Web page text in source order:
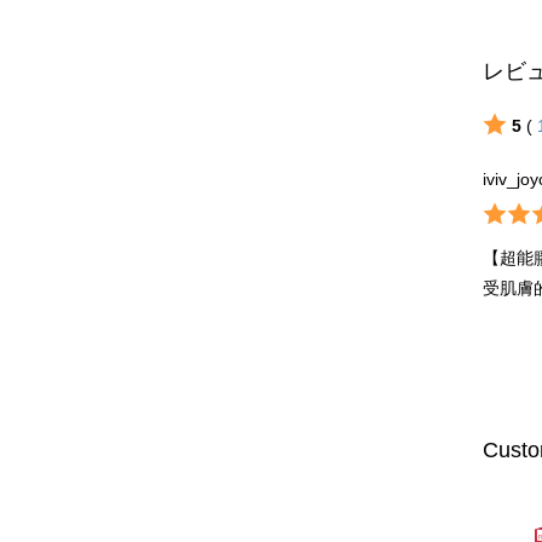
レビ
5(
【超
受肌膚